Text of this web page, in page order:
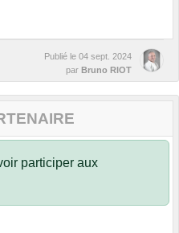
Publié le 04 sept. 2024
par Bruno RIOT
participer aux